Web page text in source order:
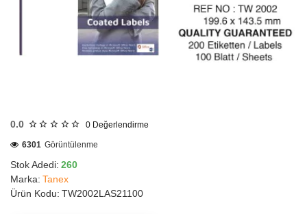
0.0 0 Değerlendirme
Stok Adedi: 260
Marka: Tanex
Ürün Kodu: TW2002LAS21100
6301 Görüntülenme